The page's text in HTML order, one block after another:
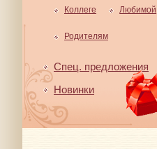
Коллеге Любимой
Родителям
Спец. предложения
Новинки